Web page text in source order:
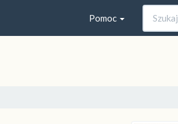
Pomoc